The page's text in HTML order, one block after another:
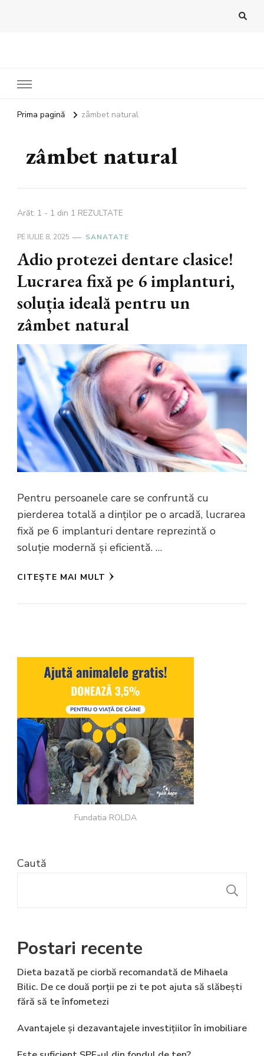
Prima pagină zâmbet natural
zâmbet natural
Arăt: 1 - 1 din 1 REZULTATE
PE IULIE 8, 2025 SANATATE
Adio protezei dentare clasice!
Lucrarea fixă pe 6 implanturi,
soluția ideală pentru un
zâmbet natural
Pentru persoanele care se confruntă cu
pierderea totală a dinților pe o arcadă, lucrarea
fixă pe 6 implanturi dentare reprezintă o
soluție modernă și eficientă. …
CITEȘTE MAI MULT
Fundatia ROLDA
Caută
Postari recente
Dieta bazată pe ciorbă recomandată de Mihaela
Bilic. De ce două porții pe zi te pot ajuta să slăbești
fără să te înfometezi
Avantajele și dezavantajele investițiilor în imobiliare